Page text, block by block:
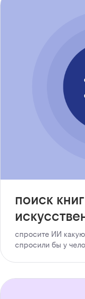
поиск
спросите ИИ какую
спросили бы у